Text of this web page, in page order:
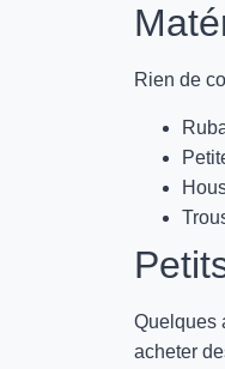
Rien de
Quelques
acheter